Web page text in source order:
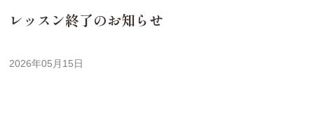
レッスン終了のお知らせ
2026年05月15日